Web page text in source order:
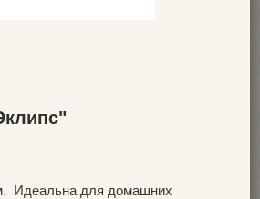
Идеальна для домашних